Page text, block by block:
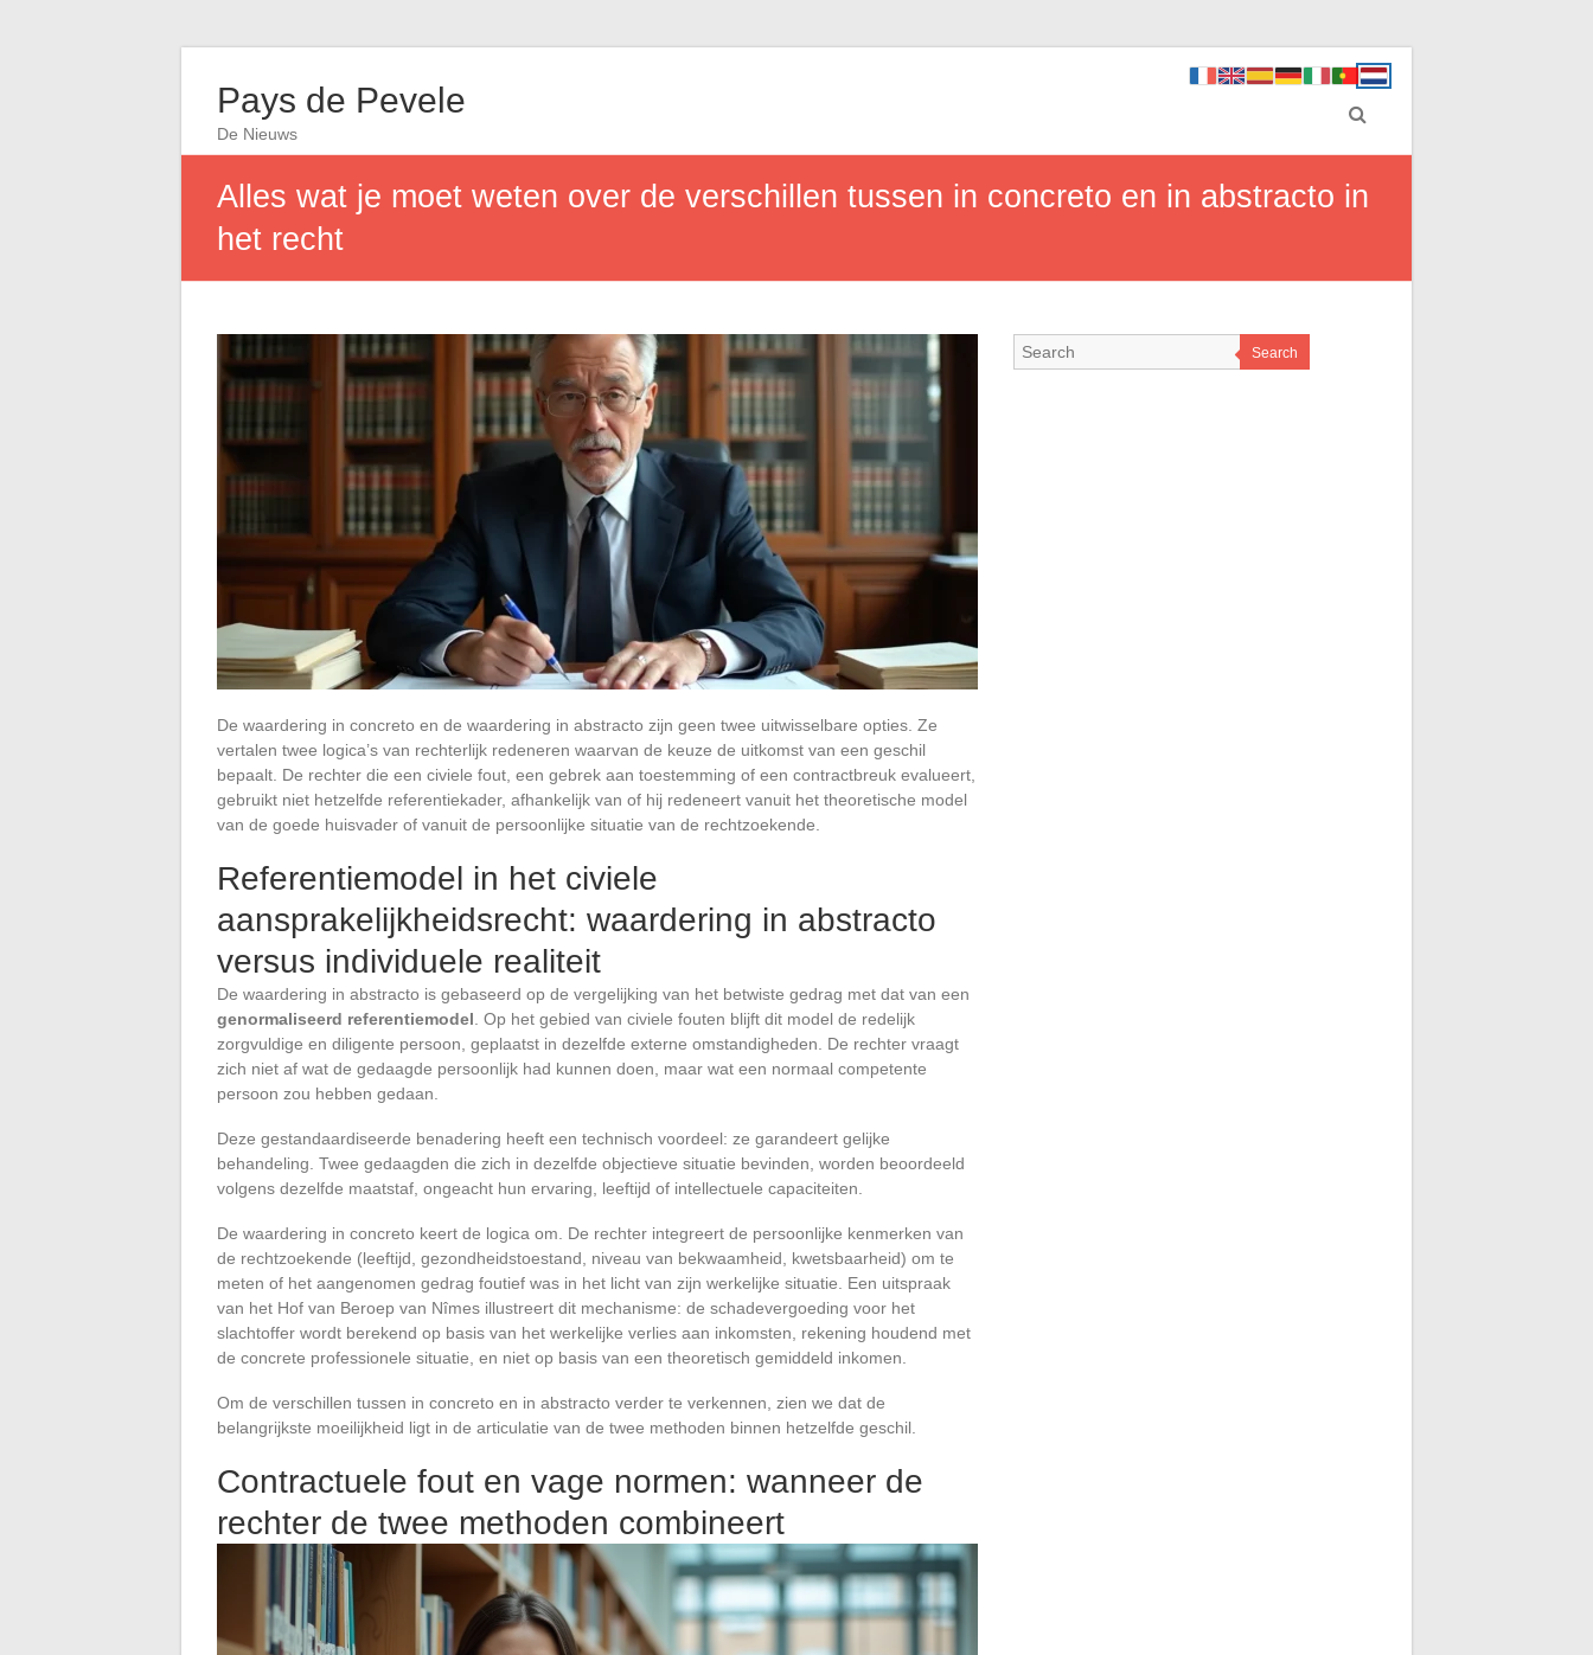
Pays de Pevele
De Nieuws
Alles wat je moet weten over de verschillen tussen in concreto en in abstracto in
het recht
De waardering in concreto en de waardering in abstracto zijn geen twee uitwisselbare opties. Ze
vertalen twee logica’s van rechterlijk redeneren waarvan de keuze de uitkomst van een geschil
bepaalt. De rechter die een civiele fout, een gebrek aan toestemming of een contractbreuk evalueert,
gebruikt niet hetzelfde referentiekader, afhankelijk van of hij redeneert vanuit het theoretische model
van de goede huisvader of vanuit de persoonlijke situatie van de rechtzoekende.
Referentiemodel in het civiele
aansprakelijkheidsrecht: waardering in abstracto
versus individuele realiteit
De waardering in abstracto is gebaseerd op de vergelijking van het betwiste gedrag met dat van een
genormaliseerd referentiemodel . Op het gebied van civiele fouten blijft dit model de redelijk
zorgvuldige en diligente persoon, geplaatst in dezelfde externe omstandigheden. De rechter vraagt
zich niet af wat de gedaagde persoonlijk had kunnen doen, maar wat een normaal competente
persoon zou hebben gedaan.
Deze gestandaardiseerde benadering heeft een technisch voordeel: ze garandeert gelijke
behandeling. Twee gedaagden die zich in dezelfde objectieve situatie bevinden, worden beoordeeld
volgens dezelfde maatstaf, ongeacht hun ervaring, leeftijd of intellectuele capaciteiten.
De waardering in concreto keert de logica om. De rechter integreert de persoonlijke kenmerken van
de rechtzoekende (leeftijd, gezondheidstoestand, niveau van bekwaamheid, kwetsbaarheid) om te
meten of het aangenomen gedrag foutief was in het licht van zijn werkelijke situatie. Een uitspraak
van het Hof van Beroep van Nîmes illustreert dit mechanisme: de schadevergoeding voor het
slachtoffer wordt berekend op basis van het werkelijke verlies aan inkomsten, rekening houdend met
de concrete professionele situatie, en niet op basis van een theoretisch gemiddeld inkomen.
Om de verschillen tussen in concreto en in abstracto verder te verkennen, zien we dat de
belangrijkste moeilijkheid ligt in de articulatie van de twee methoden binnen hetzelfde geschil.
Contractuele fout en vage normen: wanneer de
rechter de twee methoden combineert
Search